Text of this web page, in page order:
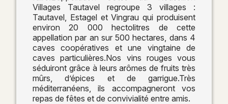
Villages Tautavel regroupe 3 villages :
Tautavel, Estagel et Vingrau qui produisent
environ 20 000 hectolitres de cette
appellation par an sur 500 hectares, dans 4
caves coopératives et une vingtaine de
caves particulières.Nos vins rouges vous
séduiront grâce à leurs arômes de fruits très
mûrs, d’épices et de garrigue.Très
méditerranéens, ils accompagneront vos
repas de fêtes et de convivialité entre amis.